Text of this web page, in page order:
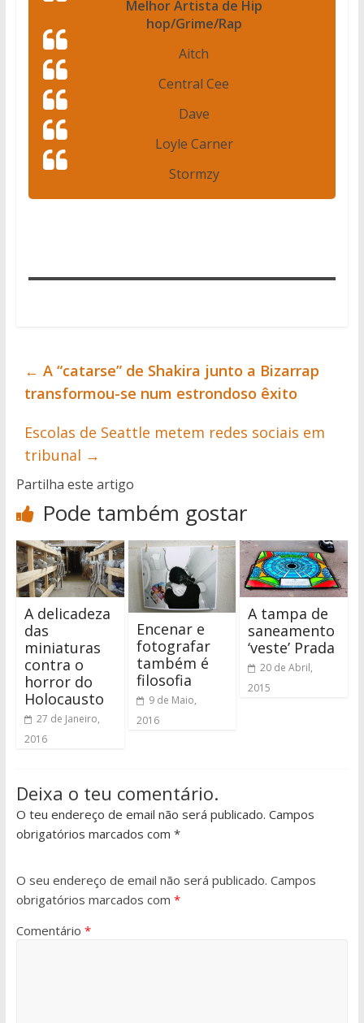
Melhor Artista de Hip
hop/Grime/Rap
Aitch
Central Cee
Dave
Loyle Carner
Stormzy
← A “catarse” de Shakira junto a Bizarrap
transformou-se num estrondoso êxito
Escolas de Seattle metem redes sociais em
tribunal →
Partilha este artigo
Pode também gostar
A delicadeza
das
miniaturas
contra o
horror do
Holocausto
27 de Janeiro,
2016
Encenar e
fotografar
também é
filosofia
9 de Maio,
2016
A tampa de
saneamento
‘veste’ Prada
20 de Abril,
2015
Deixa o teu comentário.
O teu endereço de email não será publicado. Campos
obrigatórios marcados com *
O seu endereço de email não será publicado. Campos
obrigatórios marcados com *
Comentário *